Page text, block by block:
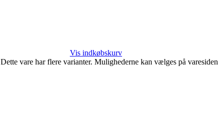
Vis indkøbskurv
Dette vare har flere varianter. Mulighederne kan vælges på varesiden